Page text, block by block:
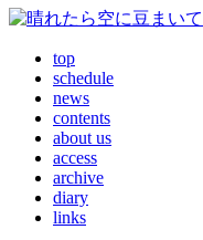
top
schedule
news
contents
about us
access
archive
diary
links